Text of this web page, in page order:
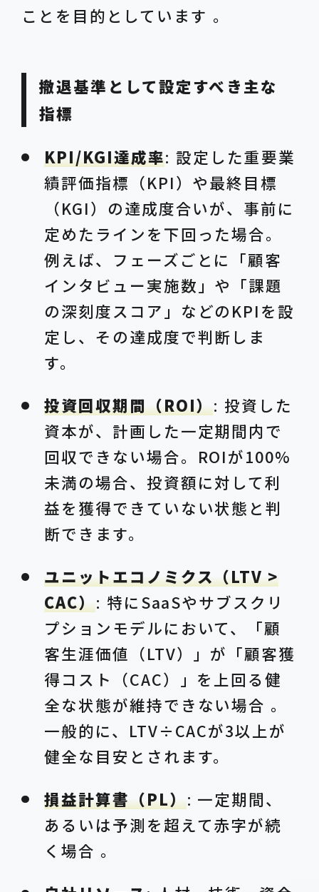
ことを目的としています 。
撤退基準として設定すべき主な
指標
KPI/KGI達成率: 設定した重要業
績評価指標（KPI）や最終目標
（KGI）の達成度合いが、事前に
定めたラインを下回った場合。
例えば、フェーズごとに「顧客
インタビュー実施数」や「課題
の深刻度スコア」などのKPIを設
定し、その達成度で判断しま
す。
投資回収期間（ROI）: 投資した
資本が、計画した一定期間内で
回収できない場合。ROIが100%
未満の場合、投資額に対して利
益を獲得できていない状態と判
断できます。
ユニットエコノミクス（LTV >
CAC）: 特にSaaSやサブスクリ
プションモデルにおいて、「顧
客生涯価値（LTV）」が「顧客獲
得コスト（CAC）」を上回る健
全な状態が維持できない場合 。
一般的に、LTV÷CACが3以上が
健全な目安とされます。
損益計算書（PL）: 一定期間、
あるいは予測を超えて赤字が続
く場合 。